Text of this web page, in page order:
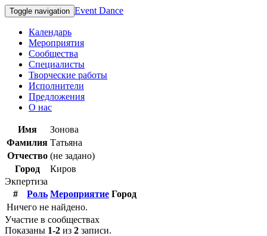
Toggle navigation Event Dance
Календарь
Мероприятия
Сообщества
Специалисты
Творческие работы
Исполнители
Предложения
О нас
Имя
Зонова
Фамилия Татьяна
Отчество (не задано)
Город
Киров
Экпертиза
#
Роль Мероприятие Город
Ничего не найдено.
Участие в сообществах
Показаны 1-2 из 2 записи.